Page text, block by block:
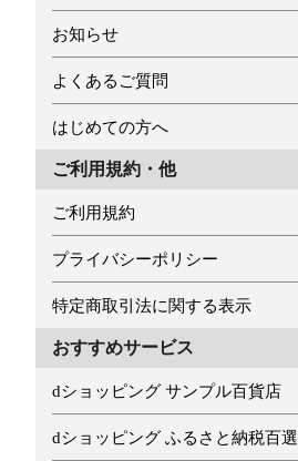
お知らせ
よくあるご質問
はじめての方へ
ご利用規約・他
ご利用規約
プライバシーポリシー
特定商取引法に関する表示
おすすめサービス
dショッピング サンプル百貨店
dショッピング ふるさと納税百選